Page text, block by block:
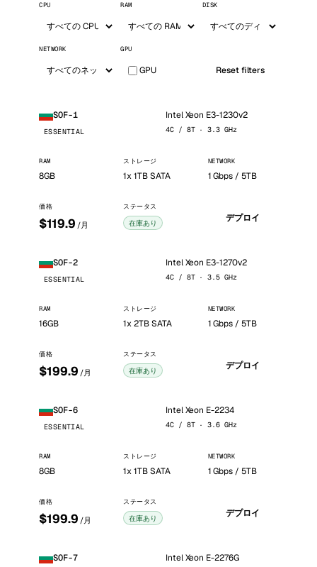
CPU RAM DISK
NETWORK GPU
GPU Reset filters
SOF-1
ESSENTIAL
Intel Xeon E3-1230v2
4C / 8T · 3.3 GHz
RAM
8GB
ストレージ
1x 1TB SATA
NETWORK
1 Gbps / 5TB
価格
$119.9 /月
ステータス
在庫あり デプロイ
SOF-2
ESSENTIAL
Intel Xeon E3-1270v2
4C / 8T · 3.5 GHz
RAM
16GB
ストレージ
1x 2TB SATA
NETWORK
1 Gbps / 5TB
価格
$199.9 /月
ステータス
在庫あり デプロイ
SOF-6
ESSENTIAL
Intel Xeon E-2234
4C / 8T · 3.6 GHz
RAM
8GB
ストレージ
1x 1TB SATA
NETWORK
1 Gbps / 5TB
価格
$199.9 /月
ステータス
在庫あり デプロイ
SOF-7 Intel Xeon E-2276G